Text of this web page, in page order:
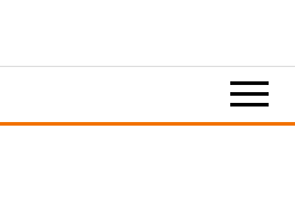
digital